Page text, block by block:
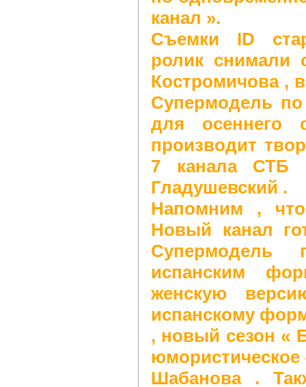
канал ».
Съемки ID
ролик снимали
Костромичова ,
Супермодель по
для осеннего
производит
7 канала СТБ
Гладушевский .
Напомним ,
Новый канал
испанским
женскую
испанскому
, новый сезон «
Шабанова .